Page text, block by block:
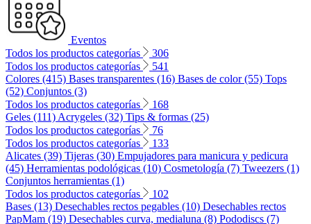
Eventos
Todos los productos categorías
306
Todos los productos categorías
541
Colores (415) Bases transparentes (16) Bases de color (55) Tops
(52) Conjuntos (3)
Todos los productos categorías
168
Geles (111) Acrygeles (32) Tips & formas (25)
Todos los productos categorías
76
Todos los productos categorías
133
Alicates (39) Tijeras (30) Empujadores para manicura y pedicura
(45) Herramientas podológicas (10) Cosmetología (7) Tweezers (1)
Conjuntos herramientas (1)
Todos los productos categorías
102
Bases (13) Desechables rectos pegables (10) Desechables rectos
PapMam (19) Desechables curva, medialuna (8) Pododiscs (7)